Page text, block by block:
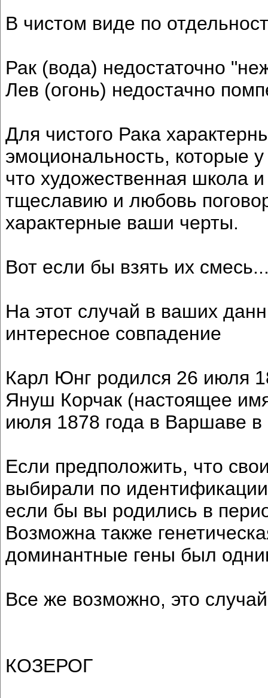
В чистом виде по
Рак (вода) недостаточно
Лев (огонь) недостачно
Для чистого Рака
эмоциональность, которые
что художественная школа
тщеславию и любовь
характерные ваши черты.
Вот если бы взять их
На этот случай в ваших
интересное совпадение
Карл Юнг родился 26 июля
Януш Корчак (настоящее
июля 1878 года в Варшаве в
Если предположить, что
выбирали по
если бы вы родились в
Возможна также
доминантные гены был
Все же возможно, это
КОЗЕРОГ